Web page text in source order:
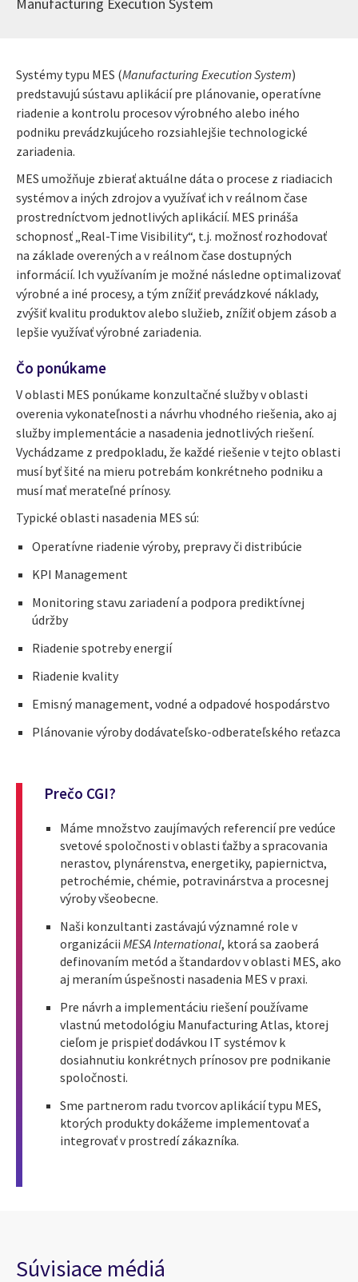
Systémy typu MES (Manufacturing Execution System)
predstavujú sústavu aplikácií pre plánovanie, operatívne
riadenie a kontrolu procesov výrobného alebo iného
podniku prevádzkujúceho rozsiahlejšie technologické
zariadenia.
MES umožňuje zbierať aktuálne dáta o procese z riadiacich
systémov a iných zdrojov a využívať ich v reálnom čase
prostredníctvom jednotlivých aplikácií. MES prináša
schopnosť „Real-Time Visibility“, t.j. možnosť rozhodovať
na základe overených a v reálnom čase dostupných
informácií. Ich využívaním je možné následne optimalizovať
výrobné a iné procesy, a tým znížiť prevádzkové náklady,
zvýšiť kvalitu produktov alebo služieb, znížiť objem zásob a
lepšie využívať výrobné zariadenia.
Čo ponúkame
V oblasti MES ponúkame konzultačné služby v oblasti
overenia vykonateľnosti a návrhu vhodného riešenia, ako aj
služby implementácie a nasadenia jednotlivých riešení.
Vychádzame z predpokladu, že každé riešenie v tejto oblasti
musí byť šité na mieru potrebám konkrétneho podniku a
musí mať merateľné prínosy.
Typické oblasti nasadenia MES sú:
Operatívne riadenie výroby, prepravy či distribúcie
KPI Management
Monitoring stavu zariadení a podpora prediktívnej
údržby
Riadenie spotreby energií
Riadenie kvality
Emisný management, vodné a odpadové hospodárstvo
Plánovanie výroby dodávateľsko-odberateľského reťazca
Prečo CGI?
Máme množstvo zaujímavých referencií pre vedúce
svetové spoločnosti v oblasti ťažby a spracovania
nerastov, plynárenstva, energetiky, papiernictva,
petrochémie, chémie, potravinárstva a procesnej
výroby všeobecne.
Naši konzultanti zastávajú významné role v
organizácii MESA International, ktorá sa zaoberá
definovaním metód a štandardov v oblasti MES, ako
aj meraním úspešnosti nasadenia MES v praxi.
Pre návrh a implementáciu riešení používame
vlastnú metodológiu Manufacturing Atlas, ktorej
cieľom je prispieť dodávkou IT systémov k
dosiahnutiu konkrétnych prínosov pre podnikanie
spoločnosti.
Sme partnerom radu tvorcov aplikácií typu MES,
ktorých produkty dokážeme implementovať a
integrovať v prostredí zákazníka.
Súvisiace médiá